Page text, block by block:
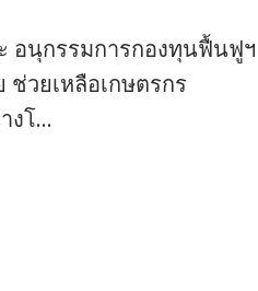
อนุกรรมการกองทุนฟื้นฟูฯ
วยเหลือเกษตรกร
งโ…